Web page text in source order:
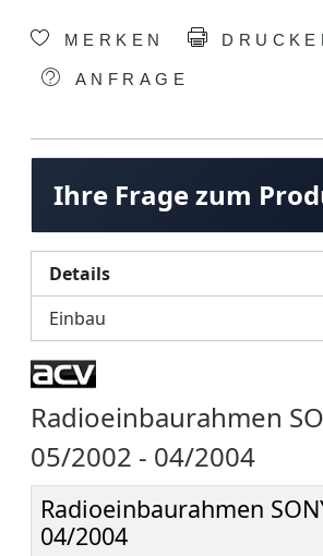
MERKEN
ANFRAGE
Ihre Frage zum
Details
Einbau
Radioeinbaurahmen
05/2002 - 04/2004
Radioeinbaurahmen
04/2004